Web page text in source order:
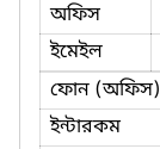
অফিস
ইমেইল
ফোন (অফিস)
ইন্টারকম